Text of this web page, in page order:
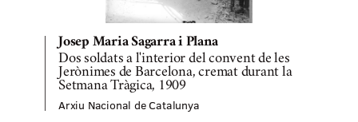
Josep Maria Sagarra i Plana
Dos soldats a l'interior del convent de les
Jerònimes de Barcelona, cremat durant la
Setmana Tràgica, 1909
Arxiu Nacional de Catalunya